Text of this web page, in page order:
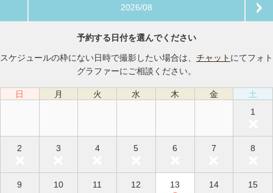
2026/08
予約する日付を選んでください
スケジュールの枠にない日時で撮影したい場合は、 チャット にてフォト
グラファーにご相談ください。
日 月 火 水 木 金
土
1
2 3 4 5 6 7 8
9 10 11 12 13 14 15